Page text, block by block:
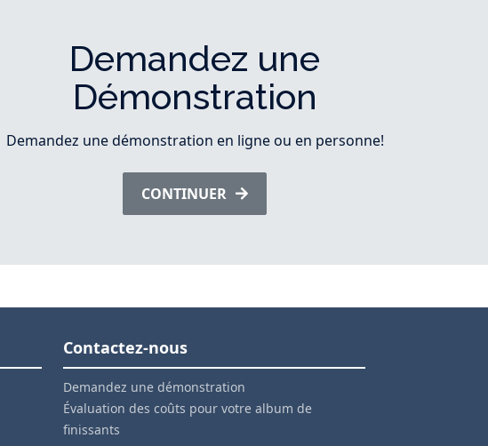
Demandez une
Démonstration
Demandez une démonstration en ligne ou en personne!
CONTINUER
Contactez-nous
Demandez une démonstration
Évaluation des coûts pour votre album de
finissants